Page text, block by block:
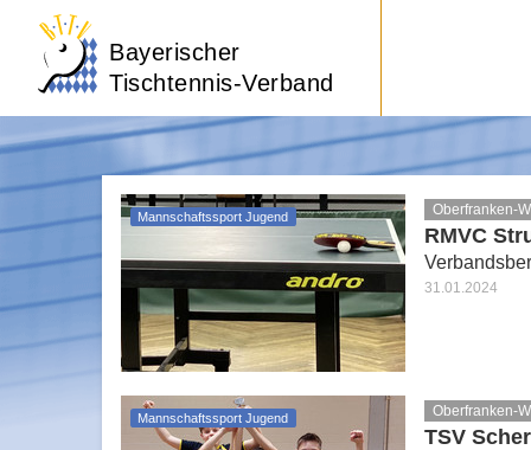
Bayerischer
Tischtennis-Verband
Mannschaftssport Jugend Oberfranken-
RMVC
31.01.2024
Mannschaftssport Jugend Oberfranken-
TSV